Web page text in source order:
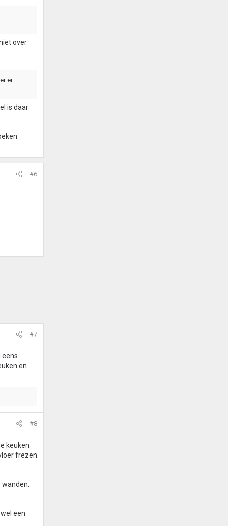
over
er
is daar
#6
#7
eens
en
#8
keuken
frezen
een